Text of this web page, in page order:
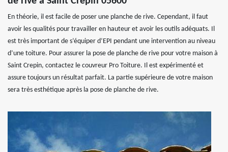
En théorie, il est facile de poser une planche de rive. Cependant, il faut
avoir les qualités pour travailler en hauteur et avoir les outils adéquats. Il
est très important de s’équiper d’EPI pendant une intervention au niveau
d’une toiture. Pour assurer la pose de planche de rive pour votre maison à
Saint Crepin, contactez le couvreur Pro Toiture. Il est expérimenté et
assure toujours un résultat parfait. La partie supérieure de votre maison
sera très esthétique après la pose de planche de rive.